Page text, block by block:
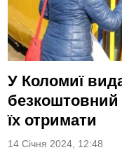
У Коломиї
безкоштовний
їх отримати
14 Січня 2024, 12:48